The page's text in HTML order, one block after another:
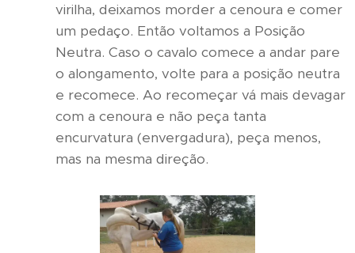
virilha, deixamos morder a cenoura e comer
um pedaço. Então voltamos a Posição
Neutra. Caso o cavalo comece a andar pare
o alongamento, volte para a posição neutra
e recomece. Ao recomeçar vá mais devagar
com a cenoura e não peça tanta
encurvatura (envergadura), peça menos,
mas na mesma direção.